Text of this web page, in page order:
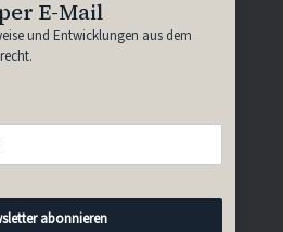
E-Mail
und Entwicklungen aus dem
abonnieren